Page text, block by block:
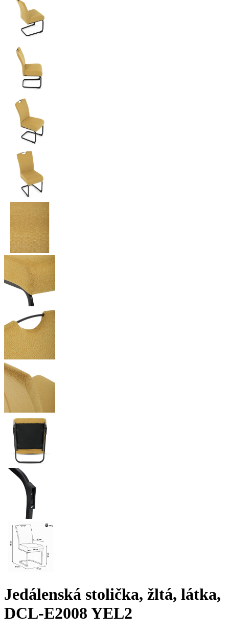
Jedálenská stolička, žltá, látka,
DCL-E2008 YEL2